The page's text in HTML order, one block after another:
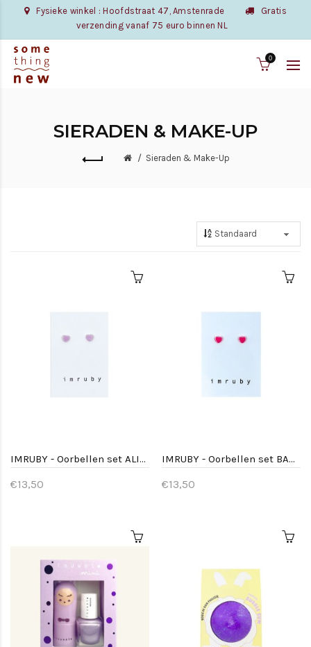
Fysieke winkel : Hoofdstraat 47, Amstenrade
Gratis
verzending vanaf 75 euro binnen NL
0
SIERADEN & MAKE-UP
Sieraden & Make-Up
IMRUBY - Oorbellen set ALICE - Hart lila
€13,50
IMRUBY - Oorbellen set BARBIE - Hart
€13,50